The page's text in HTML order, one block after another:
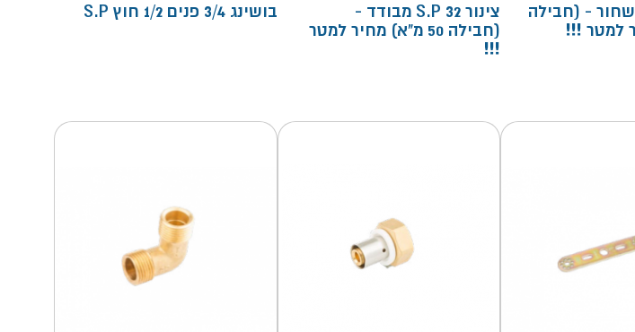
צינור 32 S.P שחור - (חבילה
צינור 32 S.P מבודד -
(חבילה 50 מ"א) מחיר למטר
!!!
בושינג 3/4 פנים 1/2 חוץ S.P